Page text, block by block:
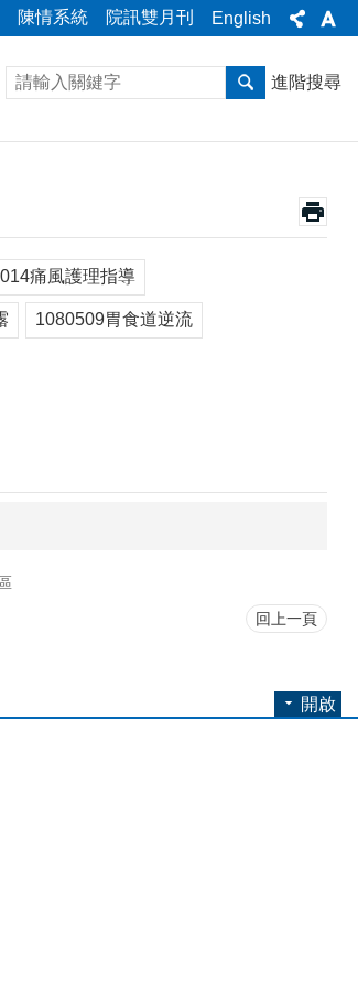
陳情系統 院訊雙月刊 English
進階搜尋
痛風護理指導
1080509胃食道逆流
回上一頁
開啟